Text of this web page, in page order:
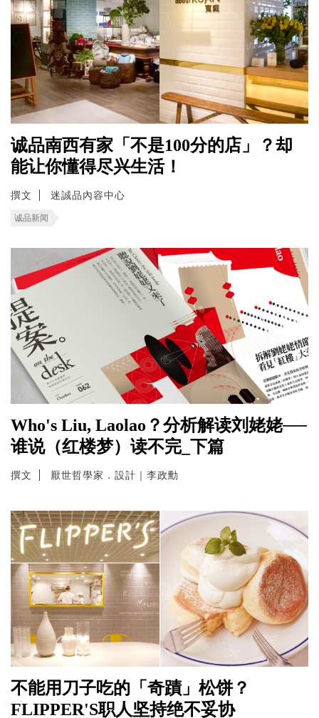
诚品南西有家「不是100分的店」？却
能让你懂得尽兴生活！
撰文 迷誠品內容中心
诚品新闻
Who's Liu, Laolao？分析解读刘姥姥──
谁说（红楼梦）读不完_下篇
撰文 厭世哲學家．設計｜李政勳
不能用刀子吃的「奇蹟」松饼？
FLIPPER'S职人坚持绝不妥协